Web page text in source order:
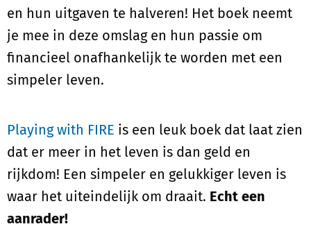
en hun uitgaven te halveren! Het boek neemt
je mee in deze omslag en hun passie om
financieel onafhankelijk te worden met een
simpeler leven.
Playing with FIRE is een leuk boek dat laat zien
dat er meer in het leven is dan geld en
rijkdom! Een simpeler en gelukkiger leven is
waar het uiteindelijk om draait. Echt een
aanrader!